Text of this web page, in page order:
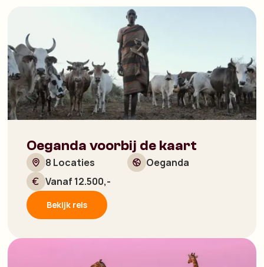
Oeganda voorbij de kaart
8 Locaties
Oeganda
Vanaf 12.500,-
Bekijk reis